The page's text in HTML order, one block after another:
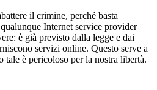
il crimine, perché basta
Internet service provider
è già previsto dalla legge e dai
servizi online. Questo serve a
tale è pericoloso per la nostra libertà.